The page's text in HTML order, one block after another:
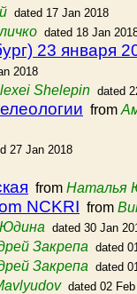
dated 17 Jan 2018
dated 18 Jan
23 января
2018
Shelepin dated
from
27 Jan 2018
from Наталья
NCKRI from
dated 30 Jan
Закрепа dated
Закрепа dated
dated 02